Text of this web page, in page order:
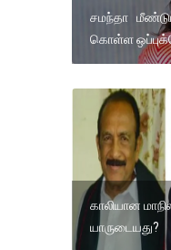
சமந்தா
கொள்ள
காலியான
யாருடையது?